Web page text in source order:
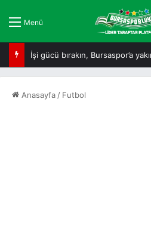
Menü
İşi gücü bırakın, Bursaspor’a
Anasayfa / Futbol